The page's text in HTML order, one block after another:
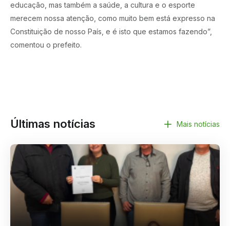
educação, mas também a saúde, a cultura e o esporte
merecem nossa atenção, como muito bem está expresso na
Constituição de nosso País, e é isto que estamos fazendo”,
comentou o prefeito.
Últimas notícias Mais notícias